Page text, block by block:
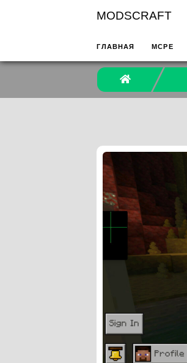
MODSCRAFT
ГЛАВНАЯ MCPE